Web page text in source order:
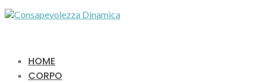
HOME
CORPO